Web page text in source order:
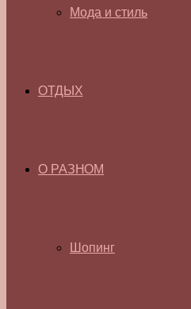
Мода и стиль
ОТДЫХ
О РАЗНОМ
Шопинг